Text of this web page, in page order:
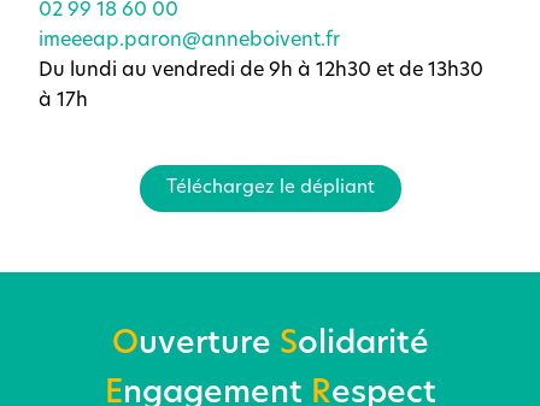
02 99 18 60 00
imeeeap.paron@anneboivent.fr
Du lundi au vendredi de 9h à 12h30 et de 13h30
à 17h
Téléchargez le dépliant
Ouverture Solidarité
Engagement Respect